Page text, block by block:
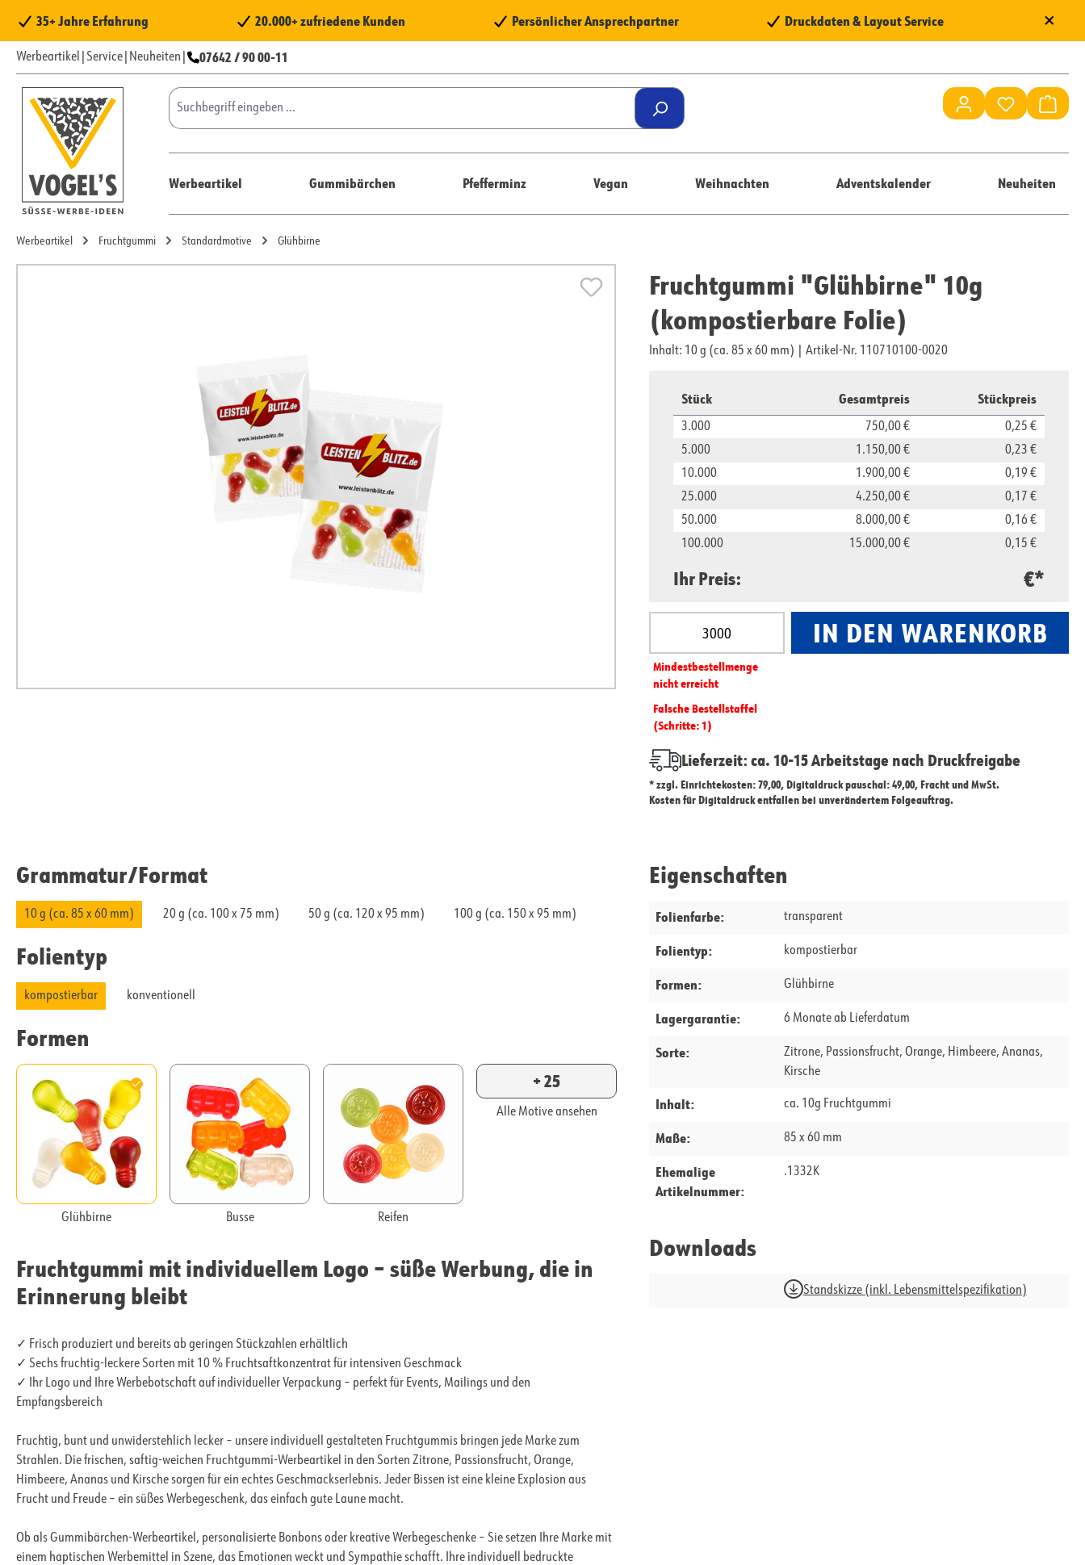
Hauptinhalt springen
Zur Suche springen
Zur Hauptnavigation springen
35+ Jahre Erfahrung 20.000+ zufriedene Kunden Persönlicher Ansprechpartner Druckdaten & Layout Service ×
Werbeartikel Service Neuheiten 07642 / 90 00-11
Du hast 0
Werbeartikel Gummibärchen Pfefferminz Vegan Weihnachten Adventskalender Neuheiten
Werbeartikel Fruchtgummi Standardmotive Glühbirne
Fruchtgummi "Glühbirne" 10g
(kompostierbare Folie)
Inhalt: 10 g (ca. 85 x 60 mm) Artikel-Nr. 110710100-0020
Stück Gesamtpreis Stückpreis
3.000 750,00 €
0,25 €
5.000
1.150,00 €
0,23 €
10.000
1.900,00 €
0,19 €
25.000
4.250,00 €
0,17 €
50.000
8.000,00 €
0,16 €
100.000
15.000,00 € 0,15 €
Ihr Preis: €*
Produkt Anzahl: Gib den gewünschten Wert ein oder
Mindest­­bestell­­menge
nicht erreicht
Falsche Bestellstaffel
(Schritte: 1)
IN DEN WARENKORB
Lieferzeit: ca. 10-15 Arbeitstage nach Druckfreigabe
* zzgl. Einrichtekosten: 79,00, Digitaldruck pauschal: 49,00, Fracht und MwSt.
Kosten für Digitaldruck entfallen bei unverändertem Folgeauftrag.
Grammatur/​Format
10 g (ca. 85 x 60 mm) 20 g (ca. 100 x 75 mm) 50 g (ca. 120 x 95 mm) 100 g (ca. 150 x 95 mm)
Folientyp
kompostierbar konventionell
Formen
Glühbirne Busse Reifen
+ 25
Alle Motive ansehen
Fruchtgummi mit individuellem Logo – süße Werbung, die in
Erinnerung bleibt
✓ Frisch produziert und bereits ab geringen Stückzahlen erhältlich
✓ Sechs fruchtig-leckere Sorten mit 10 % Fruchtsaftkonzentrat für intensiven Geschmack
✓ Ihr Logo und Ihre Werbebotschaft auf individueller Verpackung – perfekt für Events, Mailings und den
Empfangsbereich
Fruchtig, bunt und unwiderstehlich lecker – unsere individuell gestalteten Fruchtgummis bringen jede Marke zum
Strahlen. Die frischen, saftig-weichen Fruchtgummi-Werbeartikel in den Sorten Zitrone, Passionsfrucht, Orange,
Himbeere, Ananas und Kirsche sorgen für ein echtes Geschmackserlebnis. Jeder Bissen ist eine kleine Explosion aus
Frucht und Freude – ein süßes Werbegeschenk, das einfach gute Laune macht.
Ob als Gummibärchen-Werbeartikel, personalisierte Bonbons oder kreative Werbegeschenke – Sie setzen Ihre Marke mit
einem haptischen Werbemittel in Szene, das Emotionen weckt und Sympathie schafft. Ihre individuell bedruckte
Eigenschaften
Folienfarbe: transparent
Folientyp: kompostierbar
Formen: Glühbirne
Lagergarantie: 6 Monate ab Lieferdatum
Sorte:
Zitrone, Passionsfrucht, Orange, Himbeere, Ananas,
Kirsche
Inhalt: ca. 10g Fruchtgummi
Maße: 85 x 60 mm
Ehemalige
Artikelnummer:
.1332K
Downloads
Standskizze (inkl. Lebensmittelspezifikation)